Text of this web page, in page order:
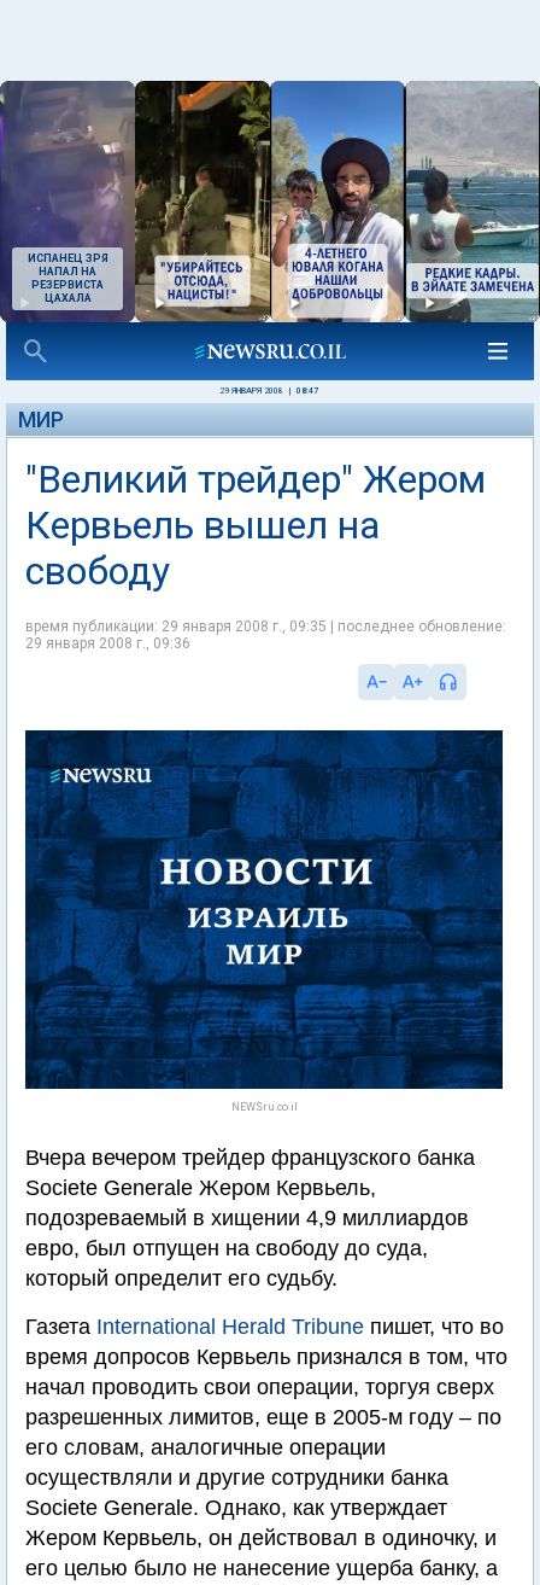
ИСПАНЕЦ ЗРЯ
НАПАЛ НА
РЕЗЕРВИСТА
ЦАХАЛА
29 ЯНВАРЯ 2008 08:47
МИР
"Великий трейдер" Жером
Кервьель вышел на
свободу
время публикации: 29 января 2008 г., 09:35 | последнее обновление:
29 января 2008 г., 09:36
NEWSru.co.il
Вчера вечером трейдер французского банка
Societe Generale Жером Кервьель,
подозреваемый в хищении 4,9 миллиардов
евро, был отпущен на свободу до суда,
который определит его судьбу.
Газета International Herald Tribune пишет, что во
время допросов Кервьель признался в том, что
начал проводить свои операции, торгуя сверх
разрешенных лимитов, еще в 2005-м году – по
его словам, аналогичные операции
осуществляли и другие сотрудники банка
Societe Generale. Однако, как утверждает
Жером Кервьель, он действовал в одиночку, и
его целью было не нанесение ущерба банку, а